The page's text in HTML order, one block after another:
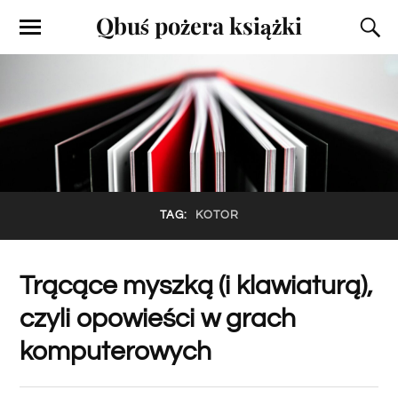
Qbuś pożera książki
TAG: KOTOR
Trącące myszką (i klawiaturą),
czyli opowieści w grach
komputerowych